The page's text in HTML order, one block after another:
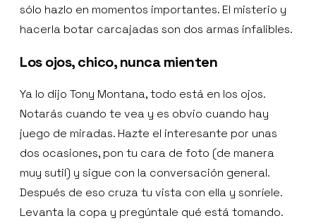
sólo hazlo en momentos importantes. El misterio y
hacerla botar carcajadas son dos armas infalibles.
Los ojos, chico, nunca mienten
Ya lo dijo Tony Montana, todo está en los ojos.
Notarás cuando te vea y es obvio cuando hay
juego de miradas. Hazte el interesante por unas
dos ocasiones, pon tu cara de foto (de manera
muy sutil) y sigue con la conversación general.
Después de eso cruza tu vista con ella y sonríele.
Levanta la copa y pregúntale qué está tomando.